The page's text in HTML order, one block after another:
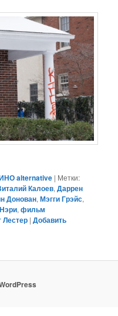
alternative | Метки:
Калоев,Даррен
Донован,Мэгги Грэйс,
,фильм
Лестер |Добавить